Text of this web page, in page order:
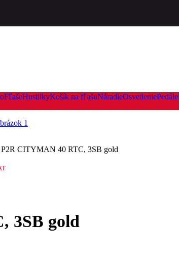
FľašeHustilkyKošík na fľašuNáradieOsvetleniePedále
P2R CITYMAN 40 RTC, 3SB gold
3SB gold